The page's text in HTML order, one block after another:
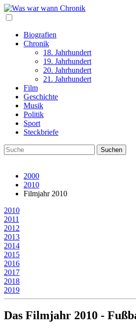
Biografien
Chronik
18. Jahrhundert
19. Jahrhundert
20. Jahrhundert
21. Jahrhundert
Film
Geschichte
Musik
Politik
Sport
Steckbriefe
2000
2010
Filmjahr 2010
2010
2011
2012
2013
2014
2015
2016
2017
2018
2019
Das Filmjahr 2010 -